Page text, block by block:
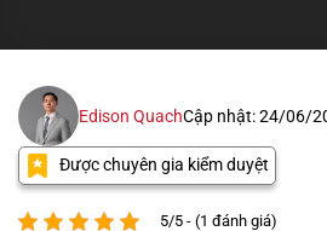
Edison QuachCập nhật: 24/06/
Được chuyên gia kiểm duyệt
5/5 - (1 đánh giá)